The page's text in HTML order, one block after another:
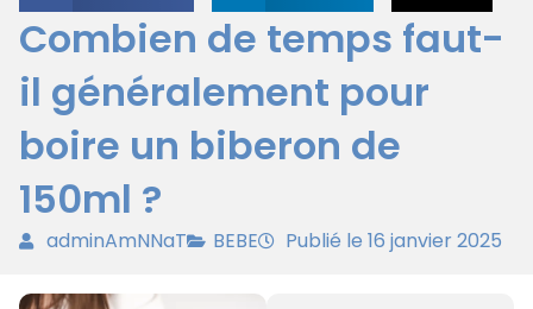
Combien de temps faut-
il généralement pour
boire un biberon de
150ml ?
adminAmNNaT BEBE Publié le 16 janvier 2025